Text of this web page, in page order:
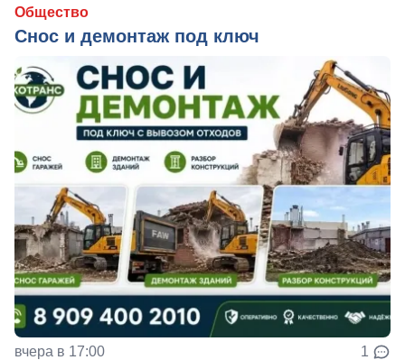
Общество
Снос и демонтаж под ключ
вчера в 17:00 1